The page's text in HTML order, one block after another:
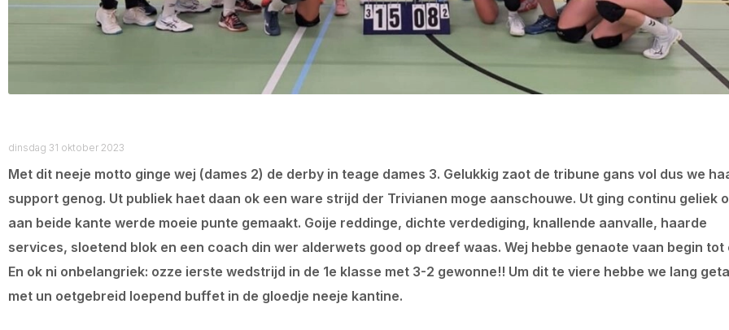
dinsdag 31 oktober 2023
Met dit neeje motto ginge wej (dames 2) de derby in teage dames 3. Gelukkig zaot de tribune gans vol dus we
support genog. Ut publiek haet daan ok een ware strijd der Trivianen moge aanschouwe. Ut ging continu geliek
aan beide kante werde moeie punte gemaakt. Goije reddinge, dichte verdediging, knallende aanvalle, haarde
services, sloetend blok en een coach din wer alderwets good op dreef waas. Wej hebbe genaote vaan begin tot
En ok ni onbelangriek: ozze ierste wedstrijd in de 1e klasse met 3-2 gewonne!! Um dit te viere hebbe we lang
met un oetgebreid loepend buffet in de gloedje neeje kantine.